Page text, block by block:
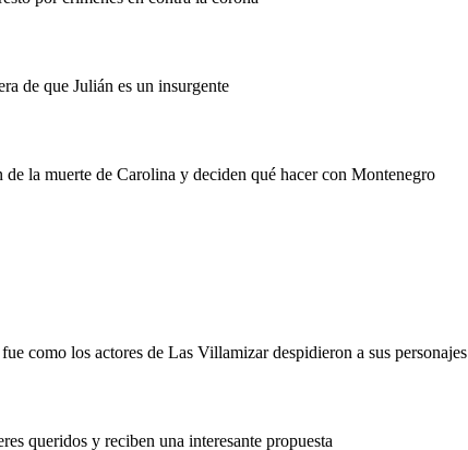
de que Julián es un insurgente
la muerte de Carolina y deciden qué hacer con Montenegro
como los actores de Las Villamizar despidieron a sus personajes
queridos y reciben una interesante propuesta